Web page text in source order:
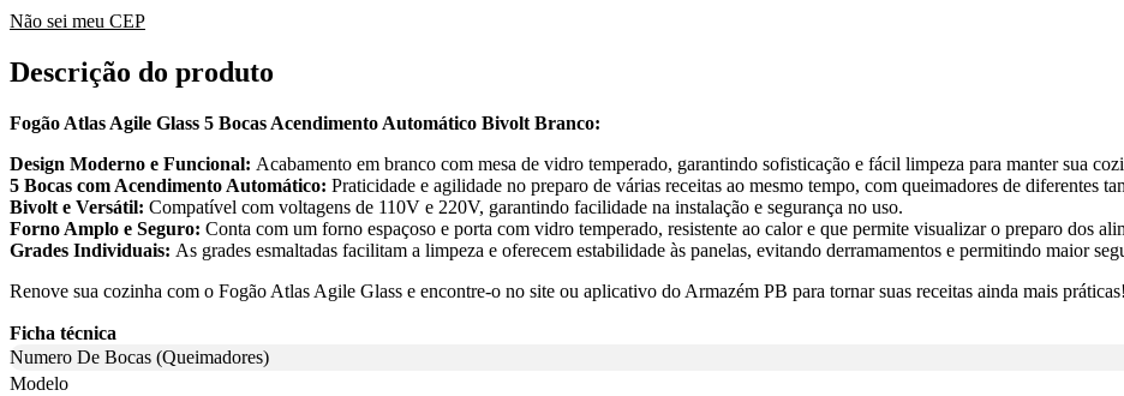
Não sei meu CEP
Descrição do produto
Fogão Atlas Agile Glass 5 Bocas Acendimento Automático Bivolt Branco:
Design Moderno e Funcional: Acabamento em branco com mesa de vidro temperado, garantindo sofisticação e fácil limpeza para manter sua
5 Bocas com Acendimento Automático: Praticidade e agilidade no preparo de várias receitas ao mesmo tempo, com queimadores de diferentes
Bivolt e Versátil: Compatível com voltagens de 110V e 220V, garantindo facilidade na instalação e segurança no uso.
Forno Amplo e Seguro: Conta com um forno espaçoso e porta com vidro temperado, resistente ao calor e que permite visualizar o preparo dos
Grades Individuais: As grades esmaltadas facilitam a limpeza e oferecem estabilidade às panelas, evitando derramamentos e permitindo maior
Renove sua cozinha com o Fogão Atlas Agile Glass e encontre-o no site ou aplicativo do Armazém PB para tornar suas receitas ainda mais práticas!
Ficha técnica
Numero De Bocas (Queimadores)
Modelo